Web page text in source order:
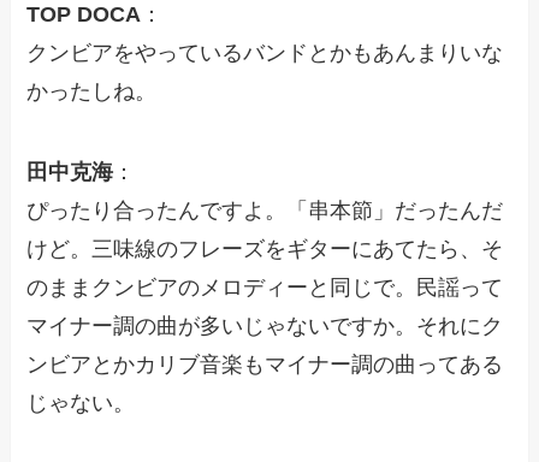
TOP DOCA ：
クンビアをやっているバンドとかもあんまりいな
かったしね。
田中克海 ：
ぴったり合ったんですよ。「串本節」だったんだ
けど。三味線のフレーズをギターにあてたら、そ
のままクンビアのメロディーと同じで。民謡って
マイナー調の曲が多いじゃないですか。それにク
ンビアとかカリブ音楽もマイナー調の曲ってある
じゃない。